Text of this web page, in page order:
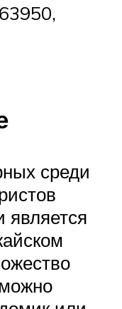
среди
является